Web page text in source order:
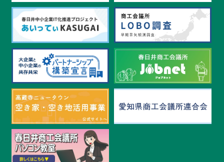
2024.3.1
春日井燃料㈱さんが、中部経済経済産業局 SS事業
課題解決への挑戦！にて紹介されました
2024.2.13
㈱ディ・エー・アイ 豚旨うま屋ラーメンさん、外
務省特定技能PR動画に出演中！
2024.2.13
２/27あいち産業DXデイズ Day3の事例紹介に㈱幸建
さんが登壇されます
2023.11.28